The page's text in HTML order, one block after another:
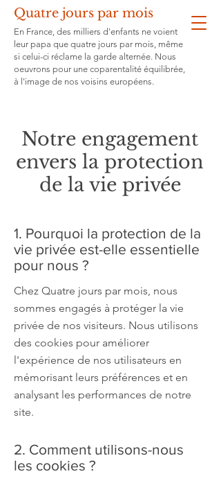
Quatre jours par mois
En France, des milliers d'enfants ne voient
leur papa que quatre jours par mois, même
si celui-ci réclame la garde alternée. Nous
oeuvrons pour une coparentalité équilibrée,
à l'image de nos voisins européens.
Notre engagement
envers la protection
de la vie privée
1. Pourquoi la protection de la
vie privée est-elle essentielle
pour nous ?
Chez Quatre jours par mois, nous
sommes engagés à protéger la vie
privée de nos visiteurs. Nous utilisons
des cookies pour améliorer
l'expérience de nos utilisateurs en
mémorisant leurs préférences et en
analysant les performances de notre
site.
2. Comment utilisons-nous
les cookies ?